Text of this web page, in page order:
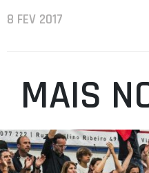
8 FEV 2017
MAIS